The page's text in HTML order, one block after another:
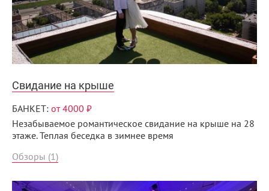
Свидание на крыше
БАНКЕТ: от 4000 ₽
Незабываемое романтическое свидание на крыше на 28
этаже. Теплая беседка в зимнее время
Обзоры (1)